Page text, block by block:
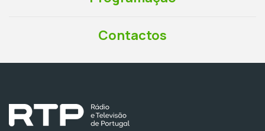
Contactos